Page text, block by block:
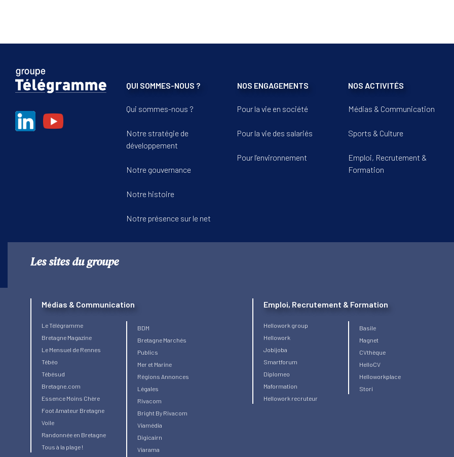
QUI SOMMES-NOUS ?
Qui sommes-nous ?
Notre stratégie de
développement
Notre gouvernance
Notre histoire
Notre présence sur le net
NOS ENGAGEMENTS
Pour la vie en société
Pour la vie des salariés
Pour l’environnement
NOS ACTIVITÉS
Médias & Communication
Sports & Culture
Emploi, Recrutement &
Formation
Les sites du groupe
Médias & Communication
Le Télégramme
Bretagne Magazine
Le Mensuel de Rennes
Tébéo
Tébésud
Bretagne.com
Essence Moins Chère
Foot Amateur Bretagne
Voile
Randonnée en Bretagne
Tous à la plage !
BDM
Bretagne Marchés
Publics
Mer et Marine
Régions Annonces
Légales
Rivacom
Bright By Rivacom
Viamédia
Digicairn
Viarama
Emploi, Recrutement & Formation
Hellowork group
Hellowork
Jobijoba
Smartforum
Diplomeo
Maformation
Hellowork recruteur
Basile
Magnet
CVthèque
HelloCV
Helloworkplace
Stori